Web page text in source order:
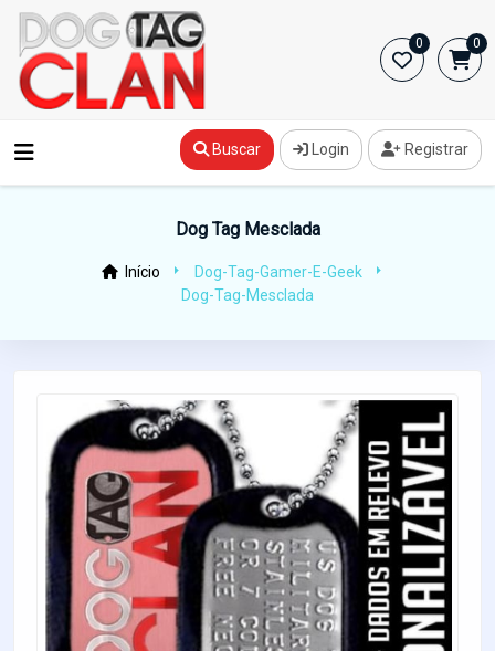
0 0
Buscar Login Registrar
Dog Tag Mesclada
Início
Dog-Tag-Gamer-E-Geek
Dog-Tag-Mesclada